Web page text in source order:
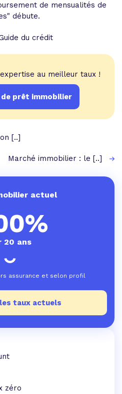
de mensualités de
débute.
du crédit
au meilleur taux !
prêt immobilier
[..]
Marché immobilier : le [..]
actuel
20 ans
assurance et selon profil
taux actuels
zéro